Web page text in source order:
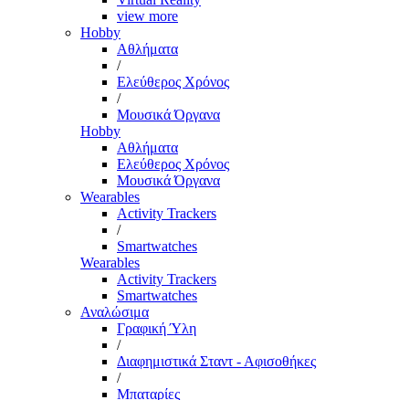
view more
Hobby
Αθλήματα
/
Ελεύθερος Χρόνος
/
Μουσικά Όργανα
Hobby
Αθλήματα
Ελεύθερος Χρόνος
Μουσικά Όργανα
Wearables
Activity Trackers
/
Smartwatches
Wearables
Activity Trackers
Smartwatches
Αναλώσιμα
Γραφική Ύλη
/
Διαφημιστικά Σταντ - Αφισοθήκες
/
Μπαταρίες